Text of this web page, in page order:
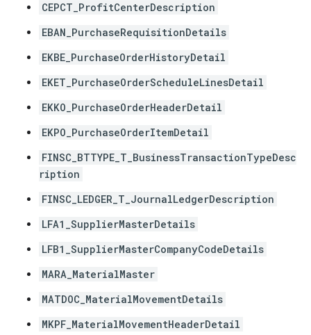
CEPCT_ProfitCenterDescription
EBAN_PurchaseRequisitionDetails
EKBE_PurchaseOrderHistoryDetail
EKET_PurchaseOrderScheduleLinesDetail
EKKO_PurchaseOrderHeaderDetail
EKPO_PurchaseOrderItemDetail
FINSC_BTTYPE_T_BusinessTransactionTypeDesc
ription
FINSC_LEDGER_T_JournalLedgerDescription
LFA1_SupplierMasterDetails
LFB1_SupplierMasterCompanyCodeDetails
MARA_MaterialMaster
MATDOC_MaterialMovementDetails
MKPF_MaterialMovementHeaderDetail